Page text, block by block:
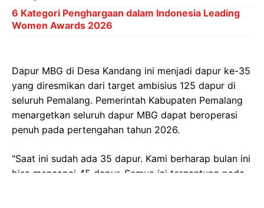
6 Kategori Penghargaan dalam Indonesia Leading
Women Awards 2026
Dapur MBG di Desa Kandang ini menjadi dapur ke-35
yang diresmikan dari target ambisius 125 dapur di
seluruh Pemalang. Pemerintah Kabupaten Pemalang
menargetkan seluruh dapur MBG dapat beroperasi
penuh pada pertengahan tahun 2026.
"Saat ini sudah ada 35 dapur. Kami berharap bulan ini
bisa mencapai 45 dapur. Semua ini tergantung pada